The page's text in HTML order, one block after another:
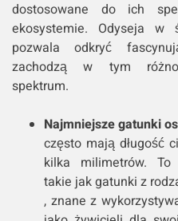
dostosowane do ich
ekosystemie. Odyseja w
pozwala odkryć
zachodzą w tym
spektrum.
Najmniejsze gatunki os
często mają długość
kilka milimetrów. To
takie jak gatunki z
, znane z